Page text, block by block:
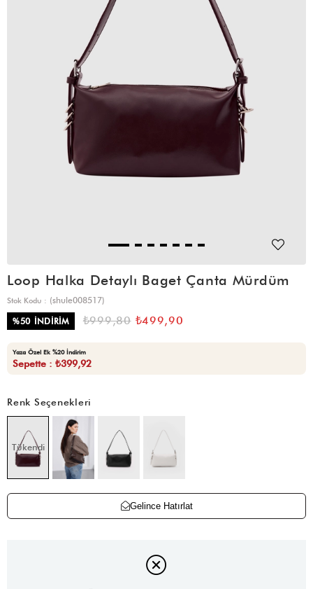
Loop Halka Detaylı Baget Çanta Mürdüm
Stok Kodu
(shule008517)
%50 İNDIRIM ₺999,80 ₺499,90
Yaza Özel Ek %20 İndirim
Sepette : ₺399,92
Renk Seçenekleri
Tükendi
Gelince Hatırlat